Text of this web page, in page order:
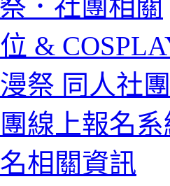
．社團相關
&
祭 同人社
線上報名
相關資訊